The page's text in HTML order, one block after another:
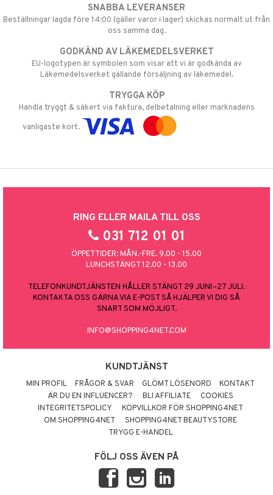
SNABBA LEVERANSER
Beställningar lagda före 14:00 (gäller varor i lager) skickas normalt ut från
oss samma dag.
GODKÄND AV LÄKEMEDELSVERKET
EU-logotypen är symbolen som visar att vi är godkända av
Läkemedelsverket gällande försäljning av läkemedel.
TRYGGA KÖP
Handla tryggt & säkert via faktura, delbetalning eller marknadens
vanligaste kort.
RING ELLER MAILA TILL OSS
031 712 01 01
ÖPPETTIDER: MÅN.-FRE. 9.00 - 15.00
LUNCHSTÄNGT 12.00 - 13.00
TELEFONKUNDTJÄNSTEN HÅLLER STÄNGT 29 JUNI–27 JULI.
KONTAKTA OSS GÄRNA VIA E-POST SÅ HJÄLPER VI DIG SÅ
SNART SOM MÖJLIGT.
INFO@SHOPPING4NET.COM
KUNDTJÄNST
MIN PROFIL FRÅGOR & SVAR GLÖMT LÖSENORD
KONTAKT
ÄR DU EN INFLUENCER?
BLI AFFILIATE
COOKIES
INTEGRITETSPOLICY
KÖPVILLKOR FÖR SHOPPING4NET
OM SHOPPING4NET
SHOPPING4NET BEAUTYSTORE
TRYGG E-HANDEL
FÖLJ OSS ÄVEN PÅ